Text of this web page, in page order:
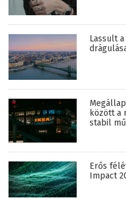
Lassult
között a
stabil
Erős
Impact